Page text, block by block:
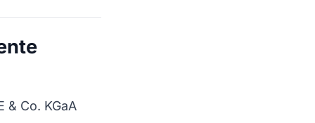
& Co. KGaA